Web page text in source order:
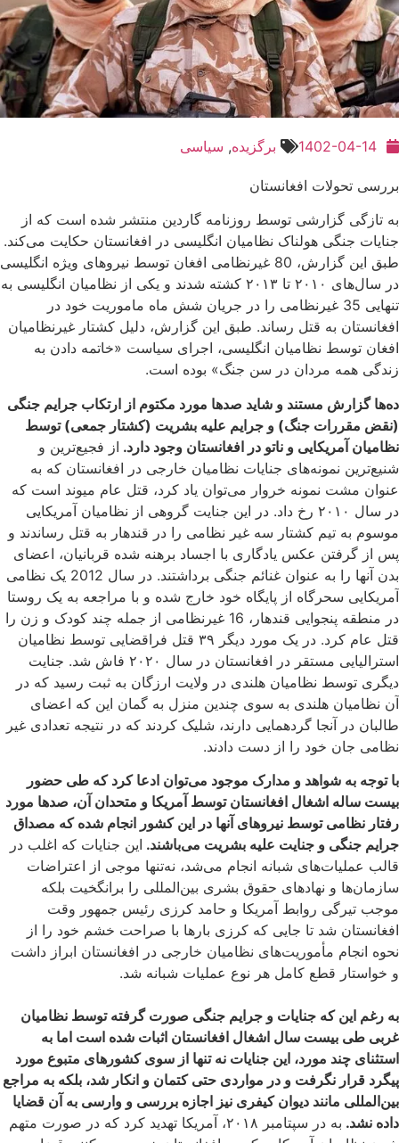
1402-04-14 برگزیده, سیاسی
بررسی تحولات افغانستان
به تازگی گزارشی توسط روزنامه گاردین منتشر شده است که از
جنایات جنگی هولناک نظامیان انگلیسی در افغانستان حکایت می‌کند.
طبق این گزارش، 80 غیرنظامی افغان توسط نیروهای ویژه انگلیسی
در سال‌های ۲۰۱۰ تا ۲۰۱۳ کشته شدند و یکی از نظامیان انگلیسی به
تنهایی 35 غیرنظامی را در جریان شش ماه ماموریت خود در
افغانستان به قتل رساند. طبق این گزارش، دلیل کشتار غیرنظامیان
افغان توسط نظامیان انگلیسی، اجرای سیاست «خاتمه دادن به
زندگی همه مردان در سن جنگ» بوده است.
ده‌ها گزارش‌ مستند و شاید صدها مورد مکتوم از ارتکاب جرایم جنگی
(نقض مقررات جنگ) و جرایم علیه بشریت (کشتار جمعی) توسط
نظامیان آمریکایی و ناتو در افغانستان وجود دارد. از فجیع‌ترین و
شنیع‌ترین نمونه‌های جنایات نظامیان خارجی در افغانستان که به
عنوان مشت نمونه خروار می‌توان یاد کرد، قتل عام میوند است که
در سال ۲۰۱۰ رخ داد. در این جنایت گروهی از نظامیان آمریکایی
موسوم به تیم کشتار سه غیر نظامی را در قندهار به قتل رساندند و
پس از گرفتن عکس یادگاری با اجساد برهنه شده قربانیان، اعضای
بدن آنها را به عنوان غنائم جنگی برداشتند. در سال 2012 یک نظامی
آمریکایی سحرگاه از پایگاه خود خارج شده و با مراجعه به یک روستا
در منطقه پنجوایی قندهار، 16 غیرنظامی از جمله چند کودک و زن را
قتل عام کرد. در یک مورد دیگر ۳۹ قتل فراقضایی توسط نظامیان
استرالیایی مستقر در افغانستان در سال ۲۰۲۰ فاش شد. جنایت
دیگری توسط نظامیان هلندی در ولایت ارزگان به ثبت رسید که در
آن نظامیان هلندی به سوی چندین منزل به گمان این که اعضای
طالبان در آنجا گردهمایی دارند،‌ شلیک کردند که در نتیجه تعدادی غیر
نظامی جان خود را از دست دادند.
با توجه به شواهد و مدارک موجود می‌توان ادعا کرد که طی حضور
بیست ساله اشغال افغانستان توسط آمریکا و متحدان آن، صدها مورد
رفتار نظامی توسط نیروهای آنها در این کشور انجام شده که مصداق
جرایم جنگی و جنایت علیه بشریت می‌باشند. این جنایات که اغلب در
قالب عملیات‌های شبانه انجام می‌شد، نه‌تنها موجی از اعتراضات
سازمان‌ها و نهاد‌های حقوق بشری بین‌المللی را برانگخیت بلکه
موجب تیرگی روابط آمریکا و حامد کرزی رئیس جمهور وقت
افغانستان شد تا جایی که کرزی بارها با صراحت خشم خود را از
نحوه انجام مأموریت‌های نظامیان خارجی در افغانستان ابراز داشت
و خواستار قطع کامل هر نوع عملیات شبانه شد.
به رغم این که جنایات و جرایم جنگی صورت گرفته توسط نظامیان
غربی طی بیست سال اشغال افغانستان اثبات شده است اما ‌به
استثنای چند مورد، این جنایات‌ نه تنها از سوی کشورهای متبوع مورد
پیگرد قرار نگرفت و در مواردی حتی کتمان و انکار شد، بلکه به مراجع
بین‌المللی مانند دیوان کیفری نیز اجازه بررسی و وارسی به آن‌ قضایا
داده نشد.
به در سپتامبر ۲۰۱۸، آمریکا تهدید کرد که در صورت متهم